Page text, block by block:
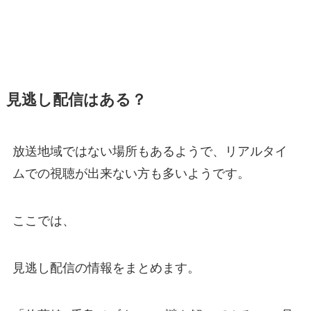
見逃し配信はある？
放送地域ではない場所もあるようで、リアルタイ
ムでの視聴が出来ない方も多いようです。
ここでは、
見逃し配信の情報をまとめます。